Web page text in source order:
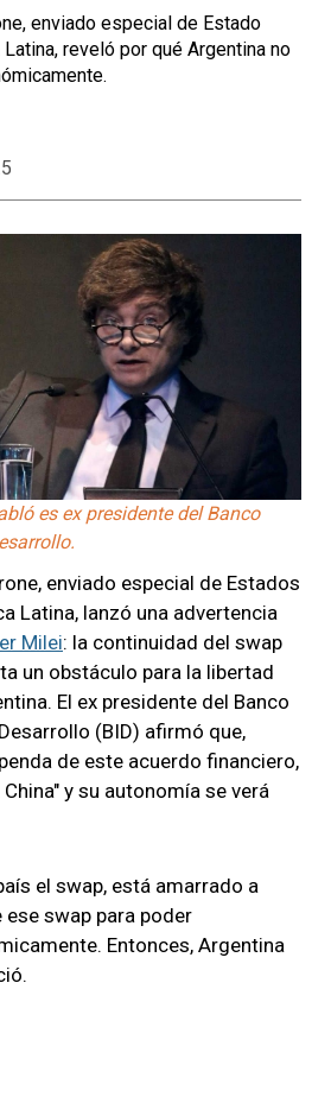
enviado especial de Estado
reveló por qué Argentina no
es ex presidente del Banco
enviado especial de Estados
Latina, lanzó una advertencia
Milei: la continuidad del swap
un obstáculo para la libertad
El ex presidente del Banco
(BID) afirmó que,
de este acuerdo financiero,
y su autonomía se verá
el swap, está amarrado a
ese swap para poder
Entonces, Argentina